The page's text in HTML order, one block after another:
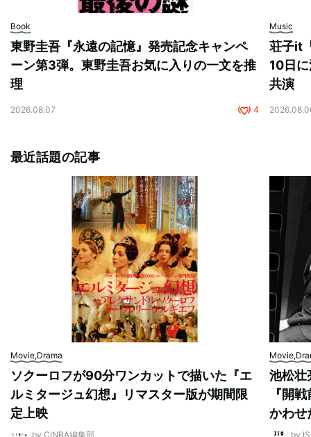
Book
東野圭吾『永遠の記憶』発売記念キャンペ
ーン第3弾。東野圭吾お気に入りの一文を推
理
2026.08.07 4
Music
荘子it
10日
共演
最近話題の記事
Movie,Drama
ソクーロフが90分ワンカットで描いた『エ
ルミタージュ幻想』リマスター版が期間限
定上映
by CINRA編集部
池松壮
『開
かわせ
by